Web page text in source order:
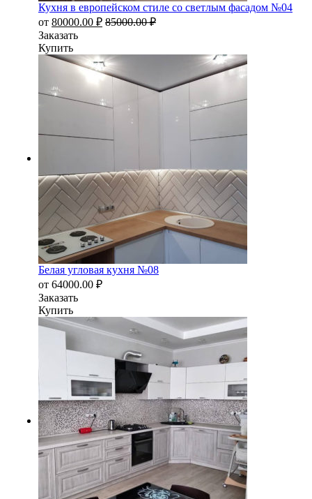
Кухня в европейском стиле со светлым фасадом №04
от 80000.00 ₽ 85000.00₽
Заказать
Купить
Белая угловая кухня №08
от 64000.00 ₽
Заказать
Купить